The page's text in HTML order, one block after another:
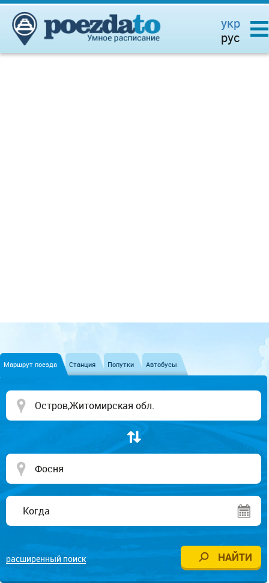
укр
рус
Маршрут поезда Станция Попутки Автобусы
расширенный поиск